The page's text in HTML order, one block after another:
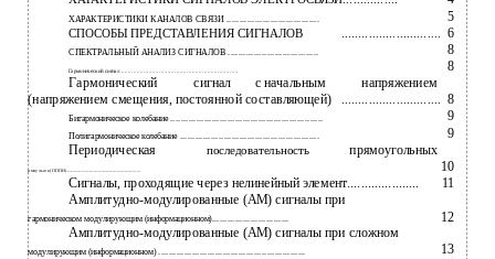
ХАРАКТЕРИСТИКИ КАНАЛОВ СВЯЗИ .................................... 5
СПОСОБЫ ПРЕДСТАВЛЕНИЯ СИГНАЛОВ 6
СПЕКТРАЛЬНЫЙ АНАЛИЗ СИГНАЛОВ ................................... 8
Гармонический сигнал ....................................................................
8
Гармонический
сигнал с начальным
напряжением
(напряжением смещения, постоянной составляющей)
............................. 8
Бигармоническое колебание ........................................................... 9
Полигармоническое колебание ......................................................
9
Периодическая
последовательность прямоугольных
импульсов (ПППИ).....................................................................................
10
Сигналы, проходящие через нелинейный элемент.....................
11
Амплитудно-модулированные (АМ) сигналы при
гармоническом модулирующим (информационном)..............................
12
Амплитудно-модулированные (АМ) сигналы при сложном
модулирующим (информационном) ......................................................... 13